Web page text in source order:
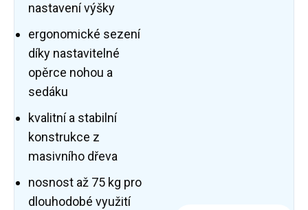
nastavení výšky
ergonomické sezení
díky nastavitelné
opěrce nohou a
sedáku
kvalitní a stabilní
konstrukce z
masivního dřeva
nosnost až 75 kg pro
dlouhodobé využití